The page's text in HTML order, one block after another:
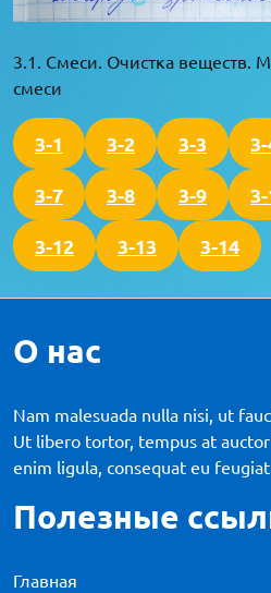
3.1. Смеси. Очистка веществ.
смеси
3-1 3-2 3-3
3-7 3-8 3-9
3-12 3-13 3-14
О нас
Nam malesuada nulla nisi, ut
Ut libero tortor, tempus at
enim ligula, consequat eu feugiat
Полезные
Главная